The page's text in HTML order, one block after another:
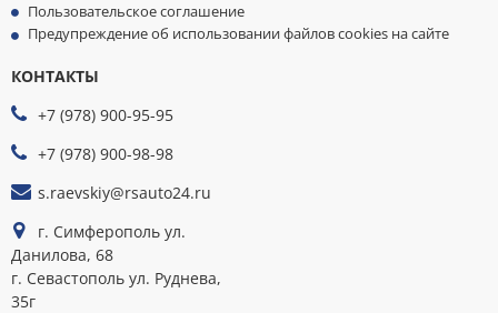
Пользовательское соглашение
Предупреждение об использовании файлов cookies на сайте
КОНТАКТЫ
+7 (978) 900-95-95
+7 (978) 900-98-98
s.raevskiy@rsauto24.ru
г. Симферополь ул.
Данилова, 68
г. Севастополь ул. Руднева,
35г